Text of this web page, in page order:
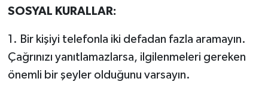
SOSYAL KURALLAR:
1. Bir kişiyi telefonla iki defadan fazla aramayın.
Çağrınızı yanıtlamazlarsa, ilgilenmeleri gereken
önemli bir şeyler olduğunu varsayın.